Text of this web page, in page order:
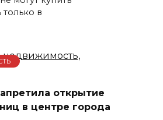
в
открытие
в центре города